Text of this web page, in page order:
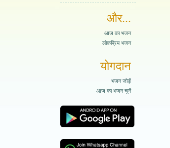
और...
आज का भजन
लोकप्रिय भजन
योगदान
भजन जोड़ें
आज का भजन चुनें